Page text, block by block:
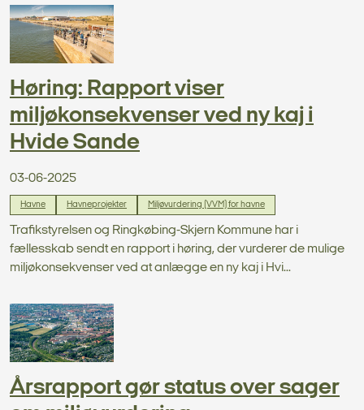
Høring: Rapport viser
miljøkonsekvenser ved ny kaj i
Hvide Sande
03-06-2025
Havne Havneprojekter Miljøvurdering (VVM) for havne
Trafikstyrelsen og Ringkøbing-Skjern Kommune har i
fællesskab sendt en rapport i høring, der vurderer de mulige
miljøkonsekvenser ved at anlægge en ny kaj i Hvi...
Årsrapport gør status over sager